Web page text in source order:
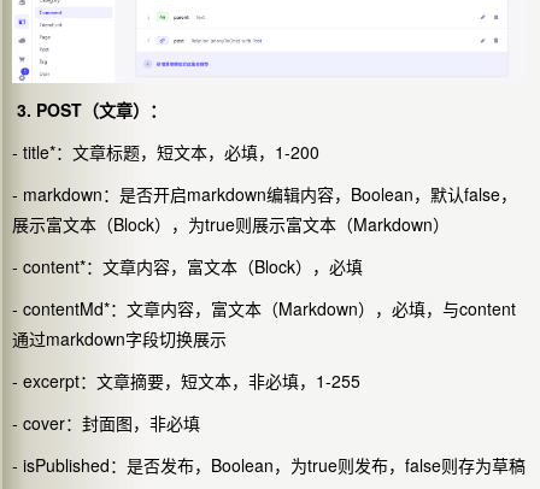
3. POST（文章）：
- title*：文章标题，短文本，必填，1-200
- markdown：是否开启markdown编辑内容，Boolean，默认false，
展示富文本（Block），为true则展示富文本（Markdown）
- content*：文章内容，富文本（Block），必填
- contentMd*：文章内容，富文本（Markdown），必填，与content
通过markdown字段切换展示
- excerpt：文章摘要，短文本，非必填，1-255
- cover：封面图，非必填
- isPublished：是否发布，Boolean，为true则发布，false则存为草稿